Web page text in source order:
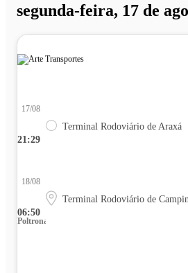
segunda-feira, 17 de
21:29
17/08
Terminal Rodoviário de Araxá
06:50
18/08
Terminal Rodoviário de
Poltrona